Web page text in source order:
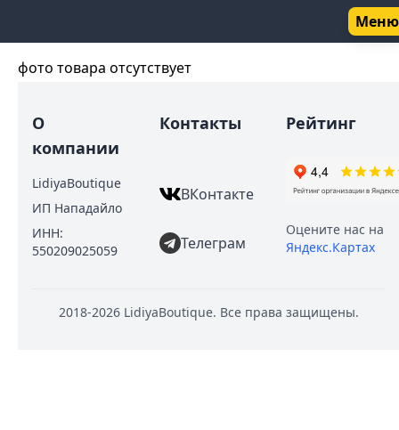
Меню
фото товара отсутствует
О
компании
LidiyaBoutique
ИП Нападайло
ИНН:
550209025059
Контакты
ВКонтакте
Телеграм
Рейтинг
Оцените нас на
Яндекс.Картах
2018-2026LidiyaBoutique. Все права защищены.